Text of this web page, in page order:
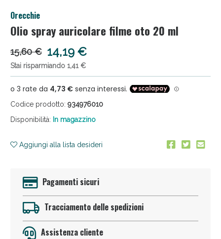
Orecchie
Olio spray auricolare filme oto 20 ml
15,60 € 14,19 €
Stai risparmiando 1,41 €
Codice prodotto: 934976010
Disponibilità: In magazzino
Aggiungi alla lista desideri
Pagamenti sicuri
Tracciamento delle spedizioni
Assistenza cliente
Anticellulite e Fanghi: Sconto fino al 40% valido
Anticellulite e Fanghi: Sconto fino al 40% valido
oggi!